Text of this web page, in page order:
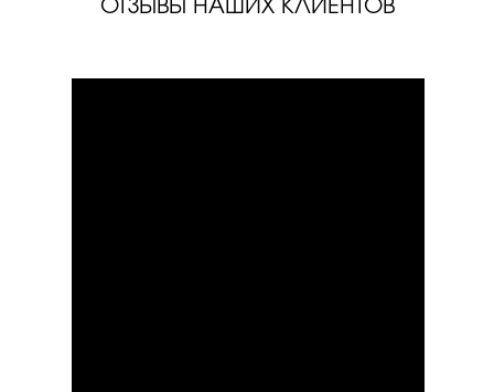
ОТЗЫВЫ НАШИХ КЛИЕНТОВ